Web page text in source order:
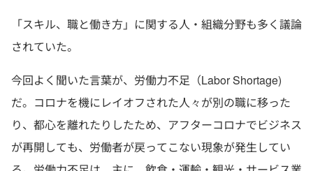
「スキル、職と働き方」に関する人・組織分野も多く議論
されていた。
今回よく聞いた言葉が、労働力不足（Labor Shortage)
だ。コロナを機にレイオフされた人々が別の職に移った
り、都心を離れたりしたため、アフターコロナでビジネス
が再開しても、労働者が戻ってこない現象が発生してい